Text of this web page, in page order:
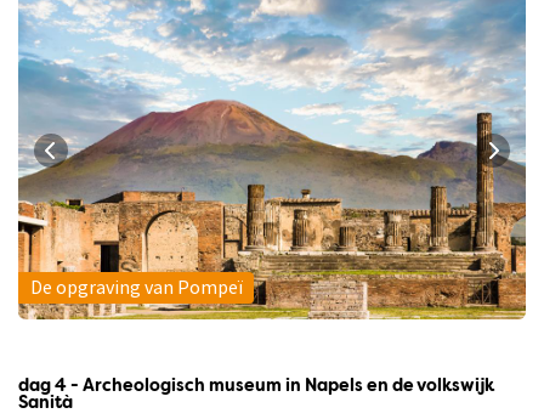
De opgraving van Pompeï
dag 4 - Archeologisch museum in Napels en de volkswijk
Sanità